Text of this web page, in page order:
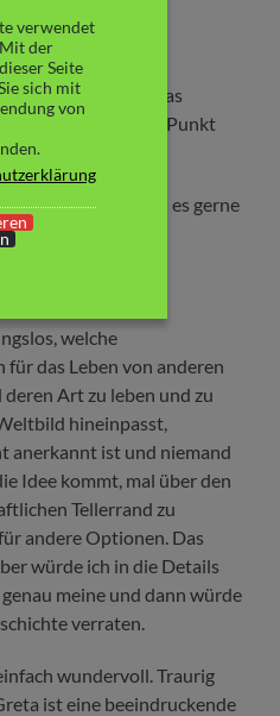
es mit dem kleinen
alles daran, um das
spätestens an dem Punkt
obwohl ich es gerne
ich spoilern.
welche
das Leben von anderen
Art zu leben und zu
hineinpasst,
anerkannt ist und niemand
Idee kommt, mal über den
Tellerrand zu
andere Optionen. Das
würde ich in die Details
meine und dann würde
verraten.
wundervoll. Traurig
ist eine beeindruckende
verwendet
der
Seite
sich mit
von